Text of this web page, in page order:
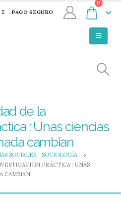
PAGO SEGURO
0
de la
: Unas ciencias
cambian
SOCIALES,
SOCIOLOGÍA
PRÁCTICA : UNAS
CAMBIAN